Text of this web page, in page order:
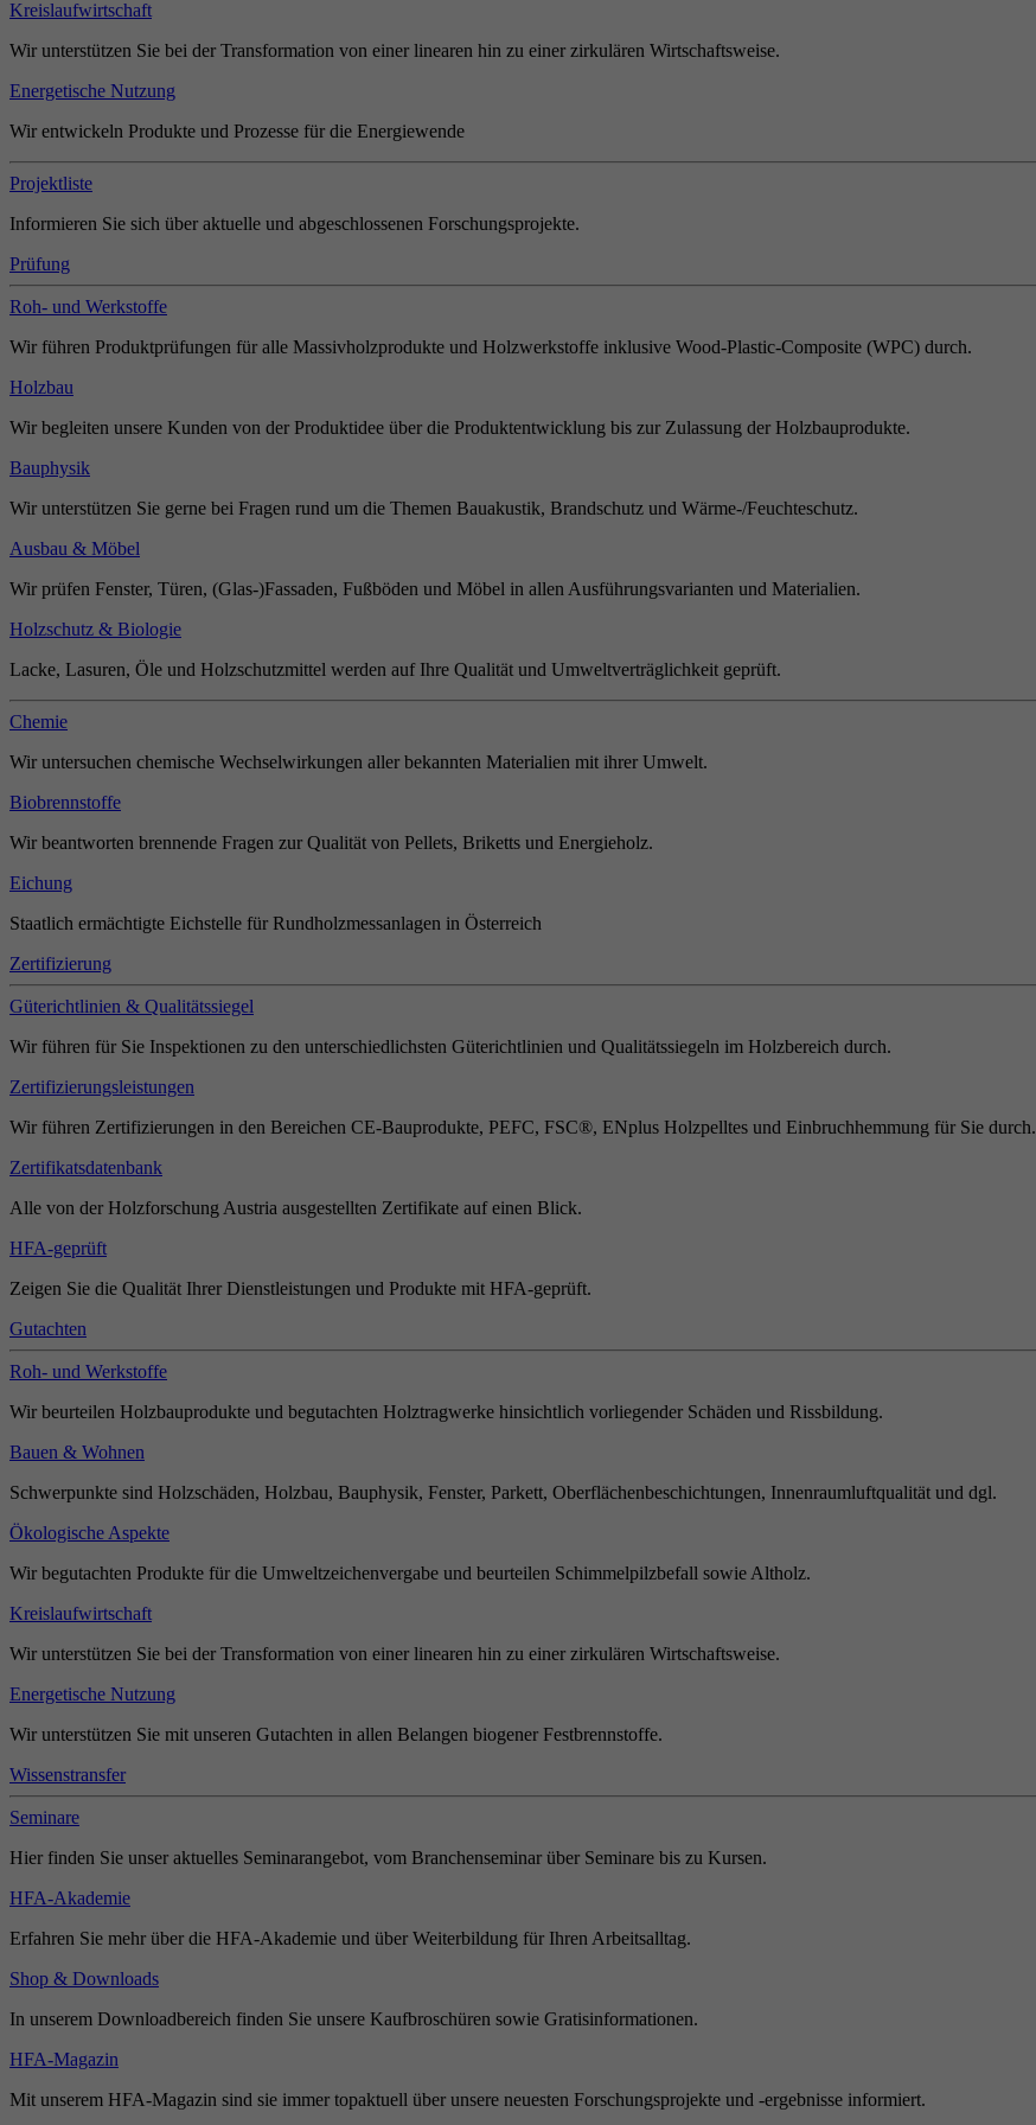
Kreislaufwirtschaft
Wir unterstützen Sie bei der Transformation von einer linearen hin zu einer zirkulären Wirtschaftsweise.
Energetische Nutzung
Wir entwickeln Produkte und Prozesse für die Energiewende
Projektliste
Informieren Sie sich über aktuelle und abgeschlossenen Forschungsprojekte.
Prüfung
Roh- und Werkstoffe
Wir führen Produktprüfungen für alle Massivholzprodukte und Holzwerkstoffe inklusive Wood-Plastic-Composite (WPC) durch.
Holzbau
Wir begleiten unsere Kunden von der Produktidee über die Produktentwicklung bis zur Zulassung der Holzbauprodukte.
Bauphysik
Wir unterstützen Sie gerne bei Fragen rund um die Themen Bauakustik, Brandschutz und Wärme-/Feuchteschutz.
Ausbau & Möbel
Wir prüfen Fenster, Türen, (Glas-)Fassaden, Fußböden und Möbel in allen Ausführungsvarianten und Materialien.
Holzschutz & Biologie
Lacke, Lasuren, Öle und Holzschutzmittel werden auf Ihre Qualität und Umweltverträglichkeit geprüft.
Chemie
Wir untersuchen chemische Wechselwirkungen aller bekannten Materialien mit ihrer Umwelt.
Biobrennstoffe
Wir beantworten brennende Fragen zur Qualität von Pellets, Briketts und Energieholz.
Eichung
Staatlich ermächtigte Eichstelle für Rundholzmessanlagen in Österreich
Zertifizierung
Güterichtlinien & Qualitätssiegel
Wir führen für Sie Inspektionen zu den unterschiedlichsten Güterichtlinien und Qualitätssiegeln im Holzbereich durch.
Zertifizierungsleistungen
Wir führen Zertifizierungen in den Bereichen CE-Bauprodukte, PEFC, FSC®, ENplus Holzpelltes und Einbruchhemmung für Sie durch.
Zertifikatsdatenbank
Alle von der Holzforschung Austria ausgestellten Zertifikate auf einen Blick.
HFA-geprüft
Zeigen Sie die Qualität Ihrer Dienstleistungen und Produkte mit HFA-geprüft.
Gutachten
Roh- und Werkstoffe
Wir beurteilen Holzbauprodukte und begutachten Holztragwerke hinsichtlich vorliegender Schäden und Rissbildung.
Bauen & Wohnen
Schwerpunkte sind Holzschäden, Holzbau, Bauphysik, Fenster, Parkett, Oberflächenbeschichtungen, Innenraumluftqualität und dgl.
Ökologische Aspekte
Wir begutachten Produkte für die Umweltzeichenvergabe und beurteilen Schimmelpilzbefall sowie Altholz.
Kreislaufwirtschaft
Wir unterstützen Sie bei der Transformation von einer linearen hin zu einer zirkulären Wirtschaftsweise.
Energetische Nutzung
Wir unterstützen Sie mit unseren Gutachten in allen Belangen biogener Festbrennstoffe.
Wissenstransfer
Seminare
Hier finden Sie unser aktuelles Seminarangebot, vom Branchenseminar über Seminare bis zu Kursen.
HFA-Akademie
Erfahren Sie mehr über die HFA-Akademie und über Weiterbildung für Ihren Arbeitsalltag.
Shop & Downloads
In unserem Downloadbereich finden Sie unsere Kaufbroschüren sowie Gratisinformationen.
HFA-Magazin
Mit unserem HFA-Magazin sind sie immer topaktuell über unsere neuesten Forschungsprojekte und -ergebnisse informiert.